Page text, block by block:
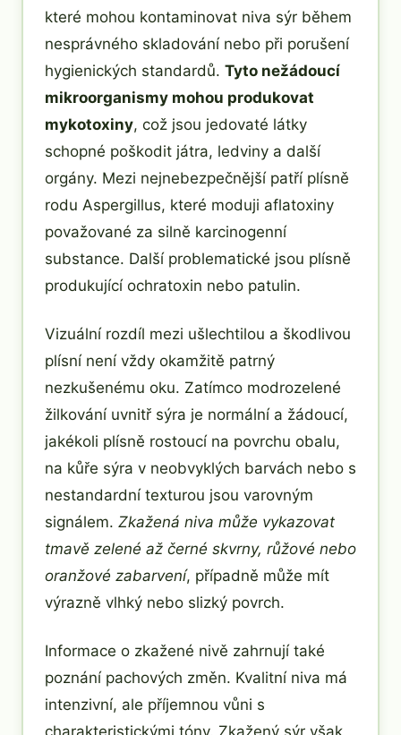
které mohou kontaminovat niva sýr během
nesprávného skladování nebo při porušení
hygienických standardů. Tyto nežádoucí
mikroorganismy mohou produkovat
mykotoxiny, což jsou jedovaté látky
schopné poškodit játra, ledviny a další
orgány. Mezi nejnebezpečnější patří plísně
rodu Aspergillus, které moduji aflatoxiny
považované za silně karcinogenní
substance. Další problematické jsou plísně
produkující ochratoxin nebo patulin.
Vizuální rozdíl mezi ušlechtilou a škodlivou
plísní není vždy okamžitě patrný
nezkušenému oku. Zatímco modrozelené
žilkování uvnitř sýra je normální a žádoucí,
jakékoli plísně rostoucí na povrchu obalu,
na kůře sýra v neobvyklých barvách nebo s
nestandardní texturou jsou varovným
signálem. Zkažená niva může vykazovat
tmavě zelené až černé skvrny, růžové nebo
oranžové zabarvení, případně může mít
výrazně vlhký nebo slizký povrch.
Informace o zkažené nivě zahrnují také
poznání pachových změn. Kvalitní niva má
intenzivní, ale příjemnou vůni s